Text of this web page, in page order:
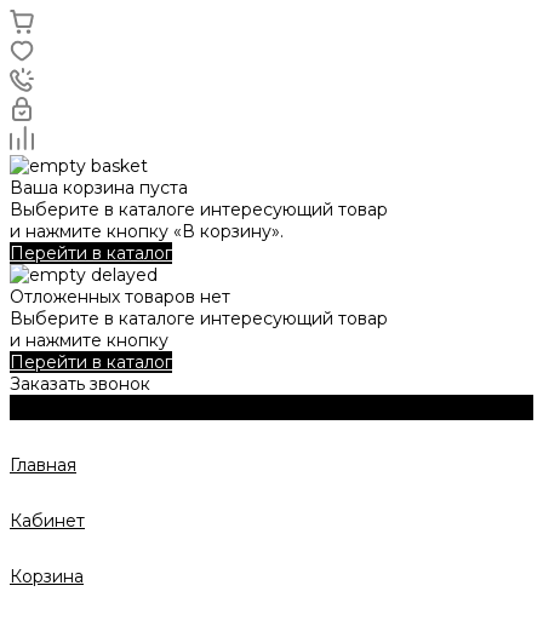
Ваша корзина пуста
Выберите в каталоге интересующий товар
и нажмите кнопку «В корзину».
Перейти в каталог
Отложенных товаров нет
Выберите в каталоге интересующий товар
и нажмите кнопку
Перейти в каталог
Заказать звонок
Главная
Кабинет
Корзина